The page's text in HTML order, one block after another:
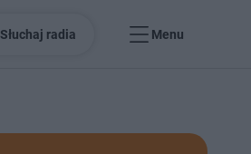
Słuchaj radia Menu